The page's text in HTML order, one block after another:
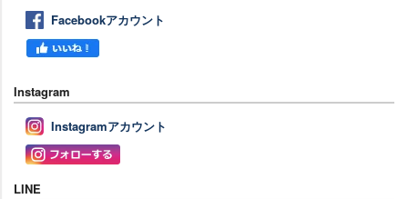
Facebookアカウント
Instagram
Instagramアカウント
LINE